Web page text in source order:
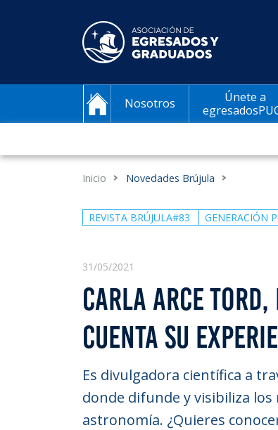
Nosotros
Únete a
Inicio Novedades Brújula
REVISTA BRÚJULA#83 GENERACIÓN
31/05/2021
CARLA ARCE
CUENTA SU
Es divulgadora científica a
donde difunde y visibiliza
astronomía. ¿Quieres